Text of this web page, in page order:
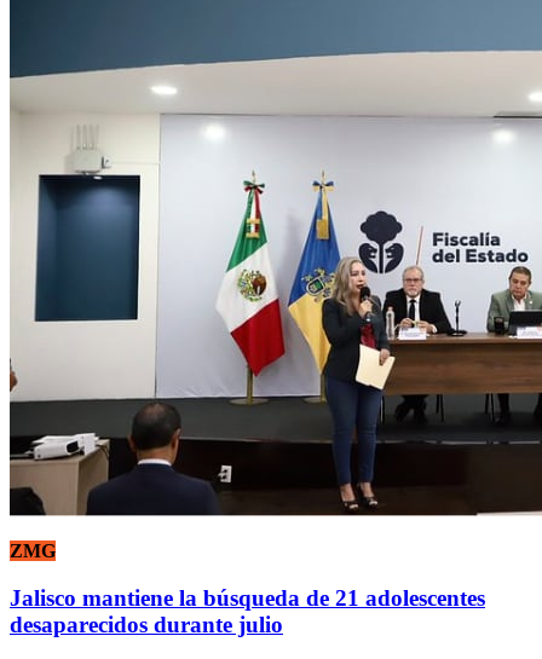
ZMG
Jalisco mantiene la búsqueda de 21 adolescentes
desaparecidos durante julio